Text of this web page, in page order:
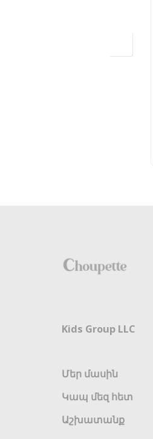
Kids Group LLC
Մեր մասին
Կապ մեզ հետ
Աշխատանք